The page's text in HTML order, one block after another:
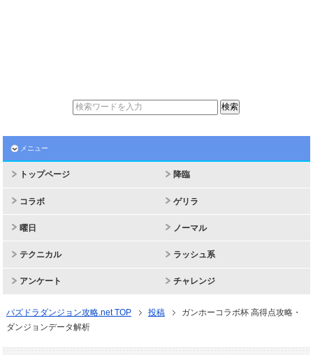
メニュー
トップページ 降臨
コラボ ゲリラ
曜日 ノーマル
テクニカル ラッシュ系
アンケート チャレンジ
パズドラダンジョン攻略.net TOP 投稿
ガンホーコラボ杯 高得点攻略・
ダンジョンデータ解析